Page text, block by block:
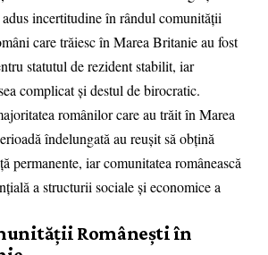
adus incertitudine în rândul comunității
care trăiesc în Marea Britanie au fost
statutul de rezident stabilit, iar
complicat și destul de birocratic.
românilor care au trăit în Marea
îndelungată au reușit să obțină
permanente, iar comunitatea românească
a structurii sociale și economice a
Românești în